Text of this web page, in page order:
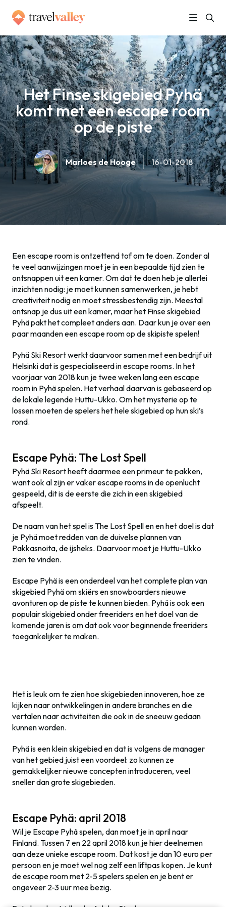
Home »
Het Finse skigebied Pyhä
komt met een escape room
op de piste
Marloes de Hooge 16-01-2018
Een escape room is ontzettend tof om te doen. Zonder al
te veel aanwijzingen moet je in een bepaalde tijd zien te
ontsnappen uit een kamer. Om dat te doen heb je allerlei
inzichten nodig: je moet kunnen samenwerken, je hebt
creativiteit nodig en moet stressbestendig zijn. Meestal
ontsnap je dus uit een kamer, maar het Finse skigebied
Pyhä pakt het compleet anders aan. Daar kun je over een
paar maanden een escape room op de skipiste spelen!
Pyhä Ski Resort werkt daarvoor samen met een bedrijf uit
Helsinki dat is gespecialiseerd in escape rooms. In het
voorjaar van 2018 kun je twee weken lang een escape
room in Pyhä spelen. Het verhaal daarvan is gebaseerd op
de lokale legende Huttu-Ukko. Om het mysterie op te
lossen moeten de spelers het hele skigebied op hun ski’s
rond.
Escape Pyhä: The Lost Spell
Pyhä Ski Resort heeft daarmee een primeur te pakken,
want ook al zijn er vaker escape rooms in de openlucht
gespeeld, dit is de eerste die zich in een skigebied
afspeelt.
De naam van het spel is The Lost Spell en en het doel is dat
je Pyhä moet redden van de duivelse plannen van
Pakkasnoita, de ijsheks. Daarvoor moet je Huttu-Ukko
zien te vinden.
Escape Pyhä is een onderdeel van het complete plan van
skigebied Pyhäom skiërs en snowboarders nieuwe
avonturen op de piste te kunnen bieden. Pyhäis ook een
populair skigebied onder freeriders en het doel van de
komende jaren is om dat ook voor beginnende freeriders
toegankelijker te maken.
Het is leuk om te zien hoe skigebieden innoveren, hoe ze
kijken naar ontwikkelingen in andere branches en die
vertalen naar activiteiten die ook in de sneeuw gedaan
kunnen worden.
Pyhä is een klein skigebied en dat is volgens de manager
van het gebied juist een voordeel: zo kunnen ze
gemakkelijker nieuwe concepten introduceren, veel
sneller dan grote skigebieden.
Escape Pyhä: april 2018
Wil je Escape Pyhä spelen, dan moet je in april naar
Finland. Tussen 7 en 22 april 2018 kun je hier deelnemen
aan deze unieke escape room. Dat kost je dan 10 euro per
persoon en je moet wel nog zelf een liftpas kopen. Je kunt
de escape room met 2-5 spelers spelen en je bent er
ongeveer 2-3 uur mee bezig.